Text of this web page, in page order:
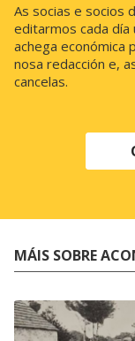
As socias e socios
editarmos cada día
achega económica
nosa redacción e,
cancelas.
MÁIS SOBRE